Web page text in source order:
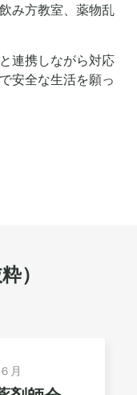
み方教室、薬物乱
連携しながら対応
安全な生活を願っ
）
月